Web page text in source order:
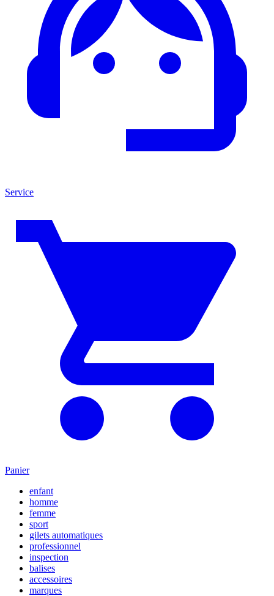
Service
Panier
enfant
homme
femme
sport
gilets automatiques
professionnel
inspection
balises
accessoires
marques